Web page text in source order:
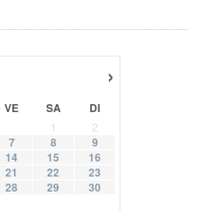
›
VE SA DI
1
2
7 8
9
14 15
16
21 22
23
28 29
30